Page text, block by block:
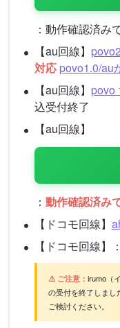
：動作確認済み
【au回線】
対応 povo1.0/au
【au回線】 povo
込受付終了
【au回線】
： 動作確認済み
【ドコモ回線】
【ドコモ回線】：
⚠️ ご注意： irumo（
の受付を終了しまし
ご検討ください。